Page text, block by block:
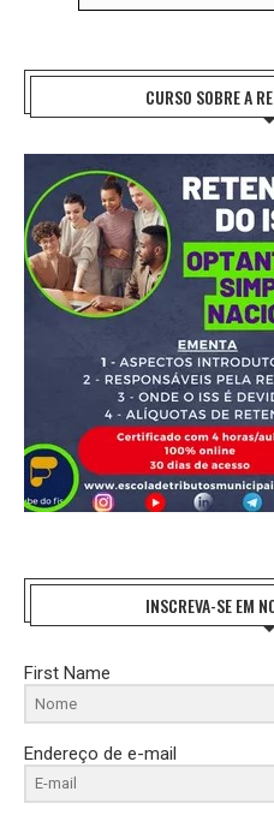
CURSO SOBRE A
INSCREVA-SE EM
First Name
Endereço de e-mail